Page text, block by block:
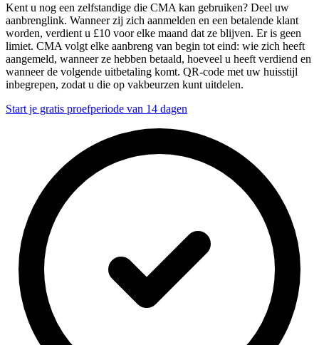
Kent u nog een zelfstandige die CMA kan gebruiken? Deel uw
aanbrenglink. Wanneer zij zich aanmelden en een betalende klant
worden, verdient u £10 voor elke maand dat ze blijven. Er is geen
limiet. CMA volgt elke aanbreng van begin tot eind: wie zich heeft
aangemeld, wanneer ze hebben betaald, hoeveel u heeft verdiend en
wanneer de volgende uitbetaling komt. QR-code met uw huisstijl
inbegrepen, zodat u die op vakbeurzen kunt uitdelen.
Start je gratis proefperiode van 14 dagen